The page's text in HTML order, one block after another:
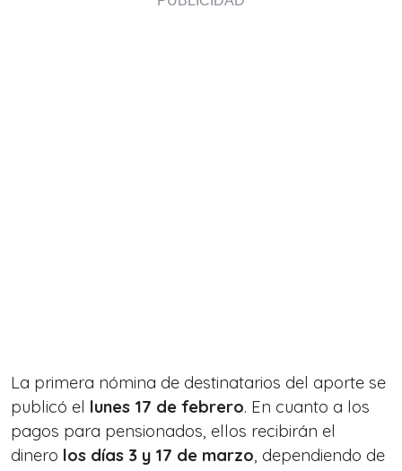
La primera nómina de destinatarios del aporte se
publicó el lunes 17 de febrero. En cuanto a los
pagos para pensionados, ellos recibirán el
dinero los días 3 y 17 de marzo, dependiendo de